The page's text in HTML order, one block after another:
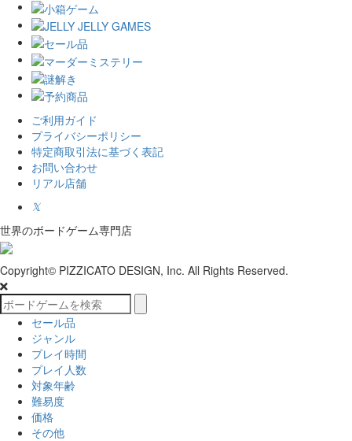
ご利用ガイド
プライバシーポリシー
特定商取引法に基づく表記
お問い合わせ
リアル店舗
𝕏
世界のボードゲーム専門店
Copyright© PIZZICATO DESIGN, Inc. All Rights Reserved.
セール品
ジャンル
プレイ時間
プレイ人数
対象年齢
難易度
価格
その他